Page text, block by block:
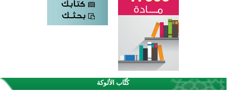
كُتَّاب الألوكة
القرآن والتربية في صدارة البرامج الصيفية للمسلمين في بينزا وساراتوف وموردوفيا هذا العام